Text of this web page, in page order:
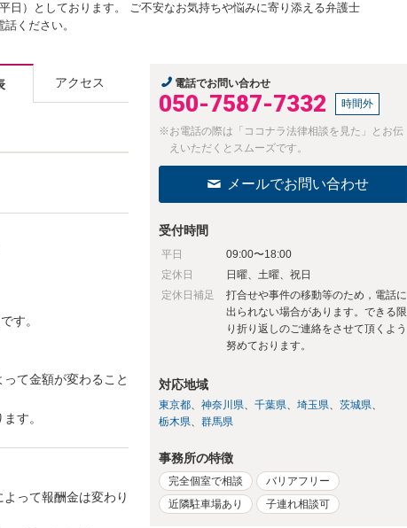
日）としております。 ご不安なお気持ちや悩みに寄り添える弁護士
ください。
アクセス
す。
て金額が変わること
す。
って報酬金は変わり
電話でお問い合わせ
050-7587-7332 時間外
※お電話の際は「ココナラ法律相談を見た」とお伝
えいただくとスムーズです。
メールでお問い合わせ
受付時間
平日
09:00〜18:00
定休日
日曜、土曜、祝日
定休日補足
打合せや事件の移動等のため，電話に
出られない場合があります。できる限
り折り返しのご連絡をさせて頂くよう
努めております。
対応地域
東京都 神奈川県 千葉県 埼玉県
茨城県
栃木県
群馬県
事務所の特徴
完全個室で相談
バリアフリー
近隣駐車場あり
子連れ相談可